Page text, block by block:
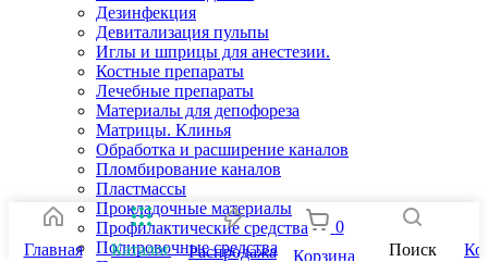
Дезинфекция
Девитализация пульпы
Иглы и шприцы для анестезии.
Костные препараты
Лечебные препараты
Материалы для депофореза
Матрицы. Клинья
Обработка и расширение каналов
Пломбирование каналов
Пластмассы
Прокладочные материалы
Профилактические средства
Полировочные средства
Главная Каталог Распродажа
0
Корзина
Поиск